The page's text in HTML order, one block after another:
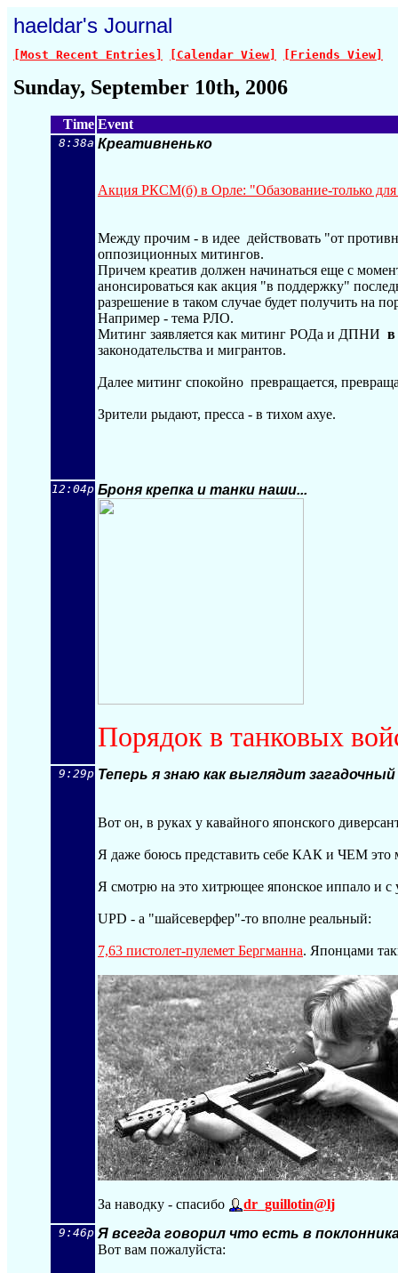
haeldar's Journal
[Most Recent Entries] [Calendar View] [Friends View]
Sunday, September 10th, 2006
Time Event
8:38a Креативненько
Акция РКСМ(б) в Орле: "Обазование-только
Между прочим - в идее действовать "от
оппозиционных митингов.
Причем креатив должен начинаться еще с
анонсироваться как акция "в поддержку"
разрешение в таком случае будет получить на
Например - тема РЛО.
Митинг заявляется как митинг РОДа и ДПНИ в
законодательства и мигрантов.
Далее митинг спокойно превращается,
Зрители рыдают, пресса - в тихом ахуе.
12:04p Броня крепка и танки наши...
Порядок в танковых
9:29p Теперь я знаю как выглядит
Вот он, в руках у кавайного японского
Я даже боюсь представить себе КАК и ЧЕМ это
Я смотрю на это хитрющее японское иппало и с
UPD - а "шайсеверфер"-то вполне реальный:
7,63 пистолет-пулемет Бергманна. Японцами
За наводку - спасибо dr_guillotin@lj
9:46p Я всегда говорил что есть в
Вот вам пожалуйста: